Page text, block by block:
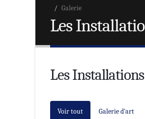
Galerie
Les
Les Installations
Voir tout Galerie d'art